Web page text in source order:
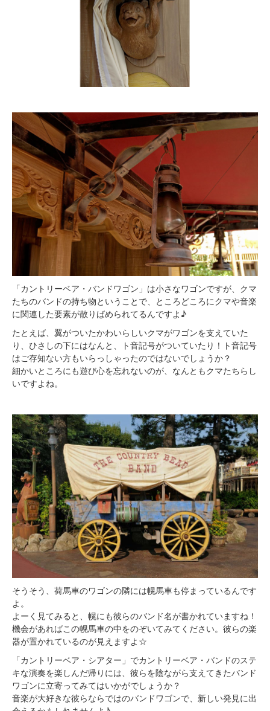
「カントリーベア・バンドワゴン」は小さなワゴンですが、クマ
たちのバンドの持ち物ということで、ところどころにクマや音楽
に関連した要素が散りばめられてるんですよ♪
たとえば、翼がついたかわいらしいクマがワゴンを支えていた
り、ひさしの下にはなんと、ト音記号がついていたり！ト音記号
はご存知ない方もいらっしゃったのではないでしょうか？
細かいところにも遊び心を忘れないのが、なんともクマたちらし
いですよね。
そうそう、荷馬車のワゴンの隣には幌馬車も停まっているんです
よ。
よーく見てみると、幌にも彼らのバンド名が書かれていますね！
機会があればこの幌馬車の中をのぞいてみてください。彼らの楽
器が置かれているのが見えますよ☆
「カントリーベア・シアター」でカントリーベア・バンドのステ
キな演奏を楽しんだ帰りには、彼らを陰ながら支えてきたバンド
ワゴンに立寄ってみてはいかがでしょうか？
音楽が大好きな彼らならではのバンドワゴンで、新しい発見に出